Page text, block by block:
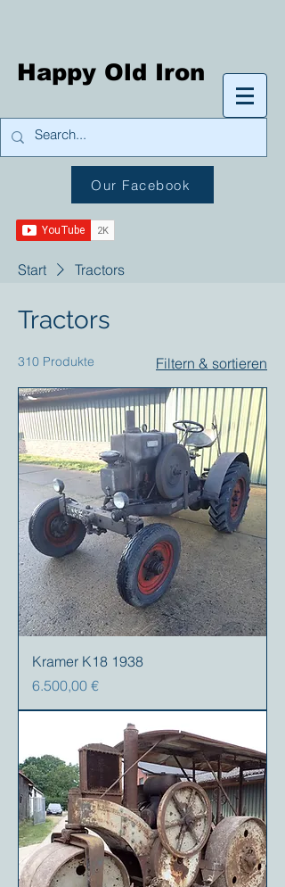
Happy Old Iron
Our Facebook
Start Tractors
Tractors
310 Produkte Filtern & sortieren
Kramer K18 1938
Preis
6.500,00 €